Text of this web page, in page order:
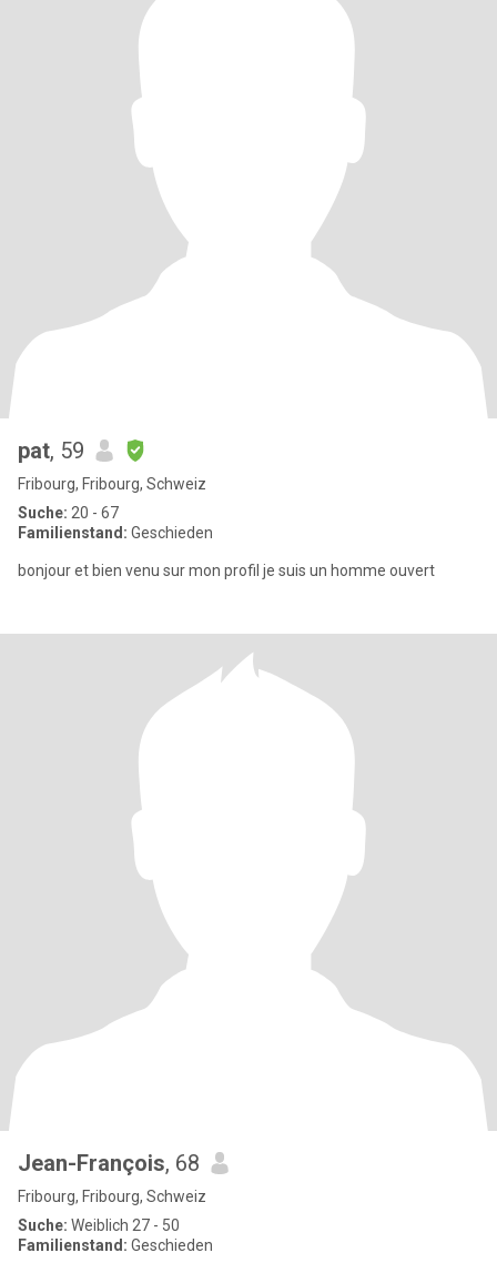
pat, 59
Fribourg, Fribourg, Schweiz
Suche: 20 - 67
Familienstand: Geschieden
bonjour et bien venu sur mon profil je suis un homme ouvert
Jean-François, 68
Fribourg, Fribourg, Schweiz
Suche: Weiblich 27 - 50
Familienstand: Geschieden